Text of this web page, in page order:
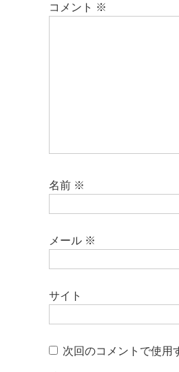
コメント ※
名前 ※
メール ※
サイト
次回のコメントで使用